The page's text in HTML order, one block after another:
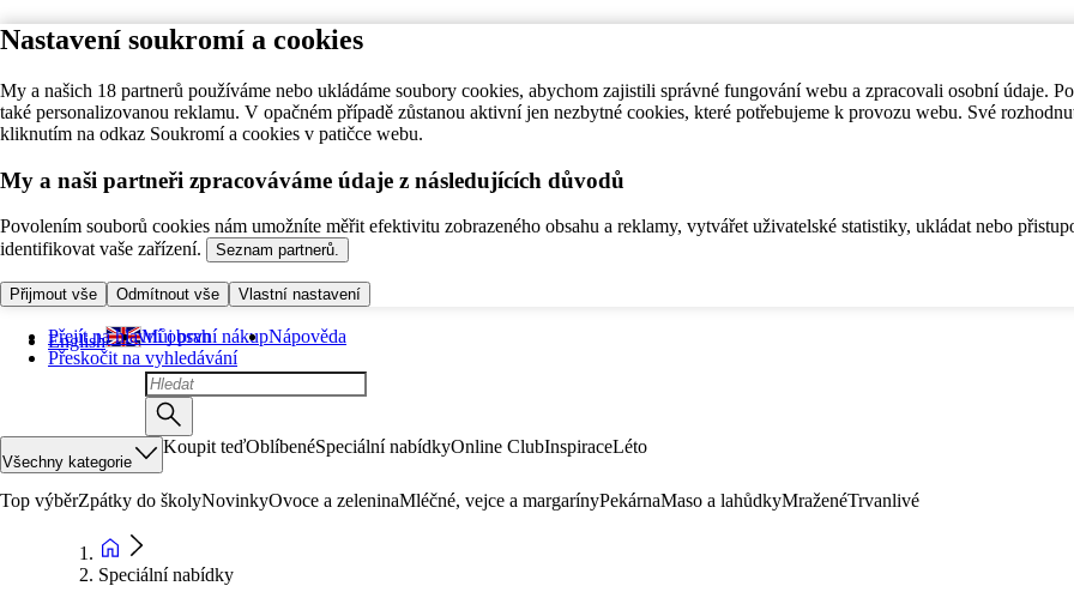
Nastavení soukromí a cookies
My a našich 18 partnerů používáme nebo ukládáme soubory cookies, abychom zajistili správné fungování webu a zpracovali osobní údaje.
také personalizovanou reklamu. V opačném případě zůstanou aktivní jen nezbytné cookies, které potřebujeme k provozu webu. Své
kliknutím na odkaz Soukromí a cookies v patičce webu.
My a naši partneři zpracováváme údaje z následujících důvodů
Povolením souborů cookies nám umožníte měřit efektivitu zobrazeného obsahu a reklamy, vytvářet uživatelské statistiky, ukládat nebo
identifikovat vaše zařízení.
Seznam partnerů.
Přijmout vše Odmítnout vše Vlastní nastavení
Přejít na hlavní obsah
Přeskočit na vyhledávání
English Můj první nákupNápověda
Všechny kategorie
Koupit teďOblíbenéSpeciální nabídkyOnline ClubInspiraceLéto
Top výběrZpátky do školyNovinkyOvoce a zeleninaMléčné, vejce a margarínyPekárnaMaso a lahůdkyMraženéTrvanlivé
Speciální nabídky